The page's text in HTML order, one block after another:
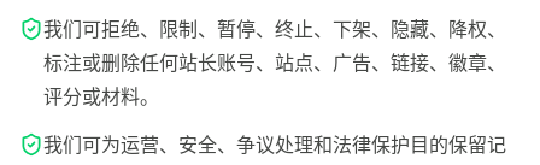
我们可拒绝、限制、暂停、终止、下架、隐藏、降权、
标注或删除任何站长账号、站点、广告、链接、徽章、
评分或材料。
我们可为运营、安全、争议处理和法律保护目的保留记